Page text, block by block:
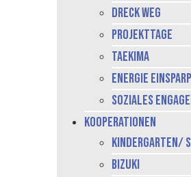
Dreck Weg
Projekttage
Taekima
Energie
Soziales
Kooperationen
Kindergarten/
BiZuKI